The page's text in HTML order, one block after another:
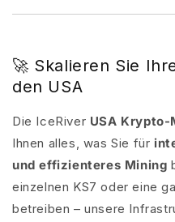
Einbetten
YouTube-
Videos online
🚀 Skalieren Sie
den USA
Die IceRiver USA
Ihnen alles, was Sie für
und effizienteres Mining
einzelnen KS7 oder eine
betreiben – unsere